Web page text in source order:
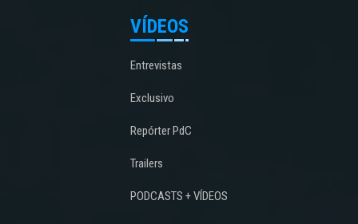
VÍDEOS
Entrevistas
Exclusivo
Repórter PdC
Trailers
PODCASTS + VÍDEOS